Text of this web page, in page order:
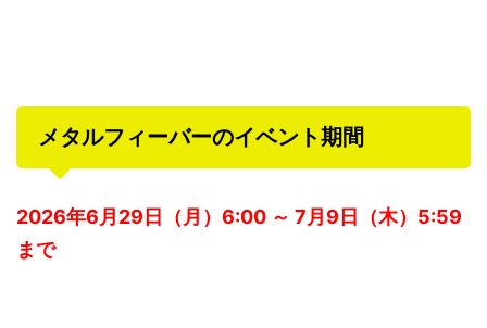
メタルフィーバーのイベント期間
2026年6月29日（月）6:00 ～ 7月9日（木）5:59
まで